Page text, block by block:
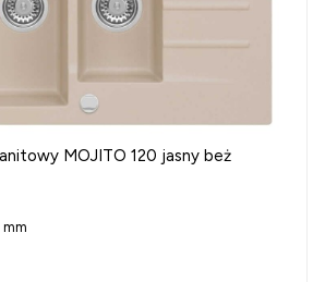
MOJITO 120 jasny beż